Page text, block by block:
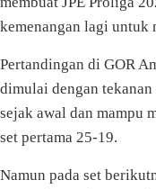
kemenangan lagi untuk
Pertandingan di GOR
dimulai dengan
sejak awal dan mampu
set pertama 25-19.
Namun pada set